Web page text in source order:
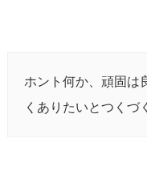
ホント何か、頑固は
くありたいとつくづ